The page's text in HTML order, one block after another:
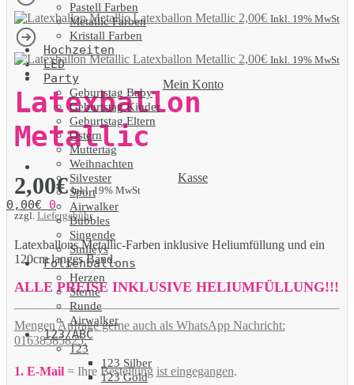
Mein Konto
Kasse
0,00€ 0
Pastell Farben
Metallic Farben
Kristall Farben
Hochzeiten
LED
Party
Geburtstag Baby
Geburtstag Kinder
Geburtstag Eltern
Ostern
Muttertag
Weihnachten
Silvester
Sport
Airwalker
Bubbles
Singende
Smileys
Folienballons
Herzen
Sterne
Runde
Airwalker
123/ABC
123
123 Silber
123 Gold
Latexballon Metallic 2,00€ Inkl. 19% MwSt
Latexballon Metallic 2,00€ Inkl. 19% MwSt
Latexballon
Metallic
2,00€ Inkl. 19% MwSt
zzgl. Liefergebühr
Latexballons Metallic-Farben inklusive Heliumfüllung und ein
120cm langes Band.
ALLE PREISE INKLUSIVE HELIUMFÜLLUNG!!!
Mengen Anfrage gerne auch als WhatsApp Nachricht:
01638585825.
1. E-Mail= Ihre Bestellung ist eingegangen.